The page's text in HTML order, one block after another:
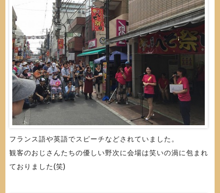
フランス語や英語でスピーチなどされていました。
観客のおじさんたちの優しい野次に会場は笑いの渦に包まれ
ておりました(笑)